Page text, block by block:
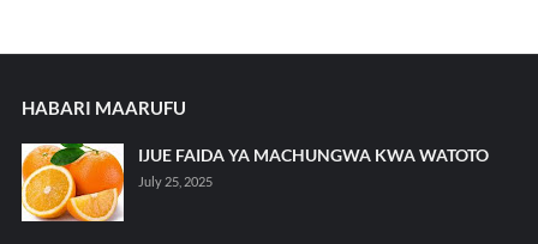
HABARI MAARUFU
IJUE FAIDA YA MACHUNGWA KWA WATOTO
July 25, 2025